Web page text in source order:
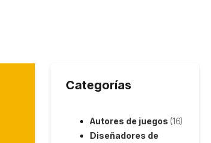
Categorías
Autores de juegos (16)
Diseñadores de